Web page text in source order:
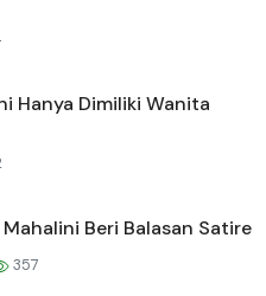
Hanya Dimiliki Wanita
Beri Balasan Satire
357